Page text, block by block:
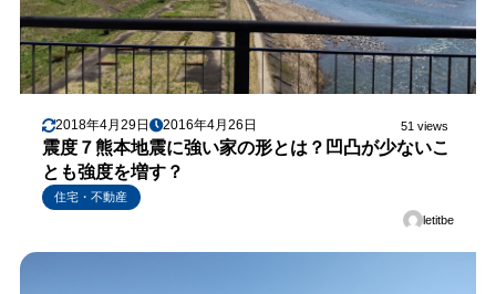
2018年4月29日 2016年4月26日 51 views
震度７熊本地震に強い家の形とは？凹凸が少ないこ
とも強度を増す？
住宅・不動産
letitbe